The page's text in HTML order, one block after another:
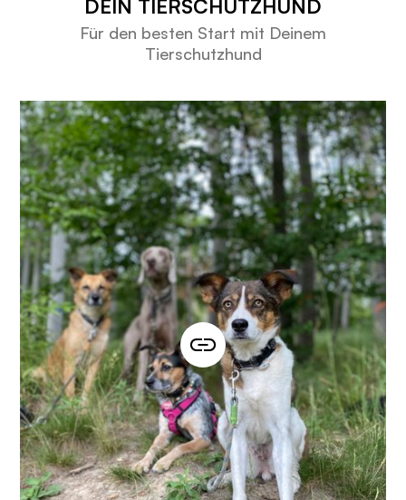
DEIN TIERSCHUTZHUND
Für den besten Start mit Deinem
Tierschutzhund